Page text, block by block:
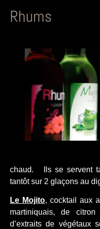
Rhums
chaud. Ils se servent
tantôt sur 2 glaçons au
Le Mojito, cocktail aux
martiniquais, de
d’extraits de végétaux